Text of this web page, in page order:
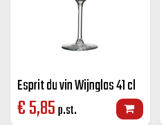
Esprit du vin Wijnglas 41 cl
€5,85p.st.